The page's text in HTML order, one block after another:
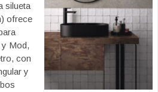
silueta
ofrece
Mod,
con
y